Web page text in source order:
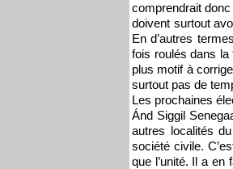
comprendrait donc
doivent surtout
En d’autres
fois roulés dans
plus motif à
surtout pas de
Les prochaines
Ánd Siggil
autres localités
société civile.
que l’unité. Il a